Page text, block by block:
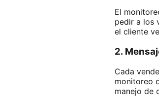
El
pedir a los
el cliente
2.
Cada
monitoreo
manejo de